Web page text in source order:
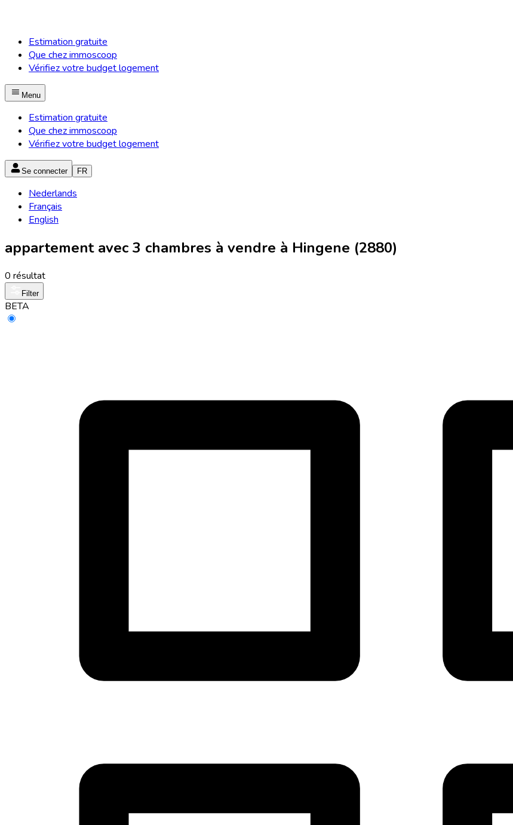
Estimation gratuite
Que chez immoscoop
Vérifiez votre budget logement
Menu
Estimation gratuite
Que chez immoscoop
Vérifiez votre budget logement
Se connecter FR
Nederlands
Français
English
appartement avec 3 chambres à vendre à Hingene (2880)
0 résultat
Filter
BETA